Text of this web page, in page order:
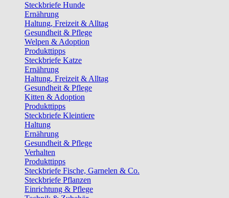
Steckbriefe Hunde
Ernährung
Haltung, Freizeit & Alltag
Gesundheit & Pflege
Welpen & Adoption
Produkttipps
Steckbriefe Katze
Ernährung
Haltung, Freizeit & Alltag
Gesundheit & Pflege
Kitten & Adoption
Produkttipps
Steckbriefe Kleintiere
Haltung
Ernährung
Gesundheit & Pflege
Verhalten
Produkttipps
Steckbriefe Fische, Garnelen & Co.
Steckbriefe Pflanzen
Einrichtung & Pflege